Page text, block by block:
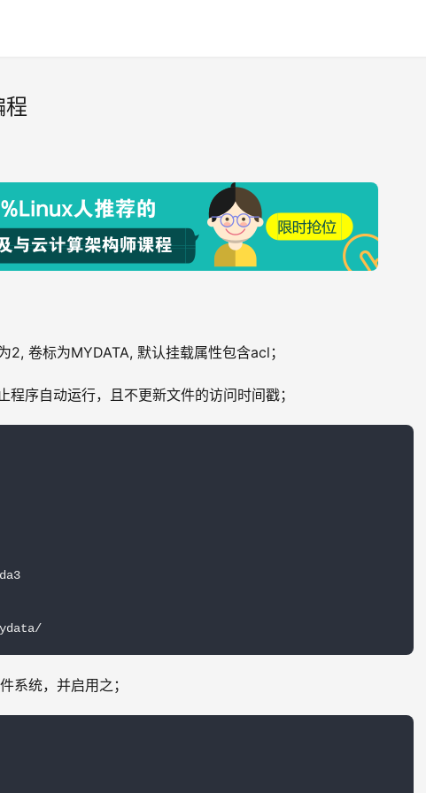
程
卷标为MYDATA, 默认挂载属性包含acl；
序自动运行，且不更新文件的访问时间戳；
系统，并启用之；